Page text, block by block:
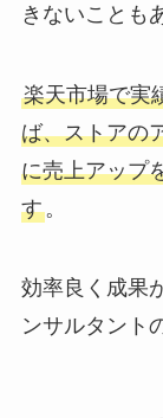
きないことも
楽天市場で実
ば、ストアの
に売上アップ
す。
効率良く成果
ンサルタント